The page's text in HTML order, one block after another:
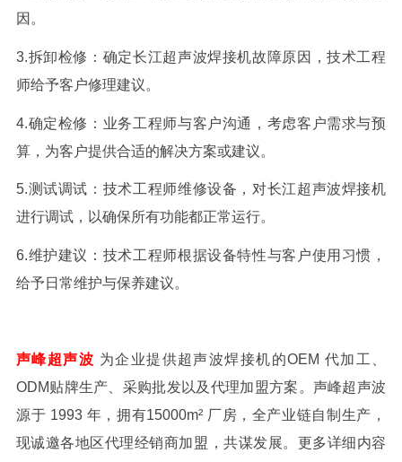
因。
3.拆卸检修：确定长江超声波焊接机故障原因，技术工程
师给予客户修理建议。
4.确定检修：业务工程师与客户沟通，考虑客户需求与预
算，为客户提供合适的解决方案或建议。
5.测试调试：技术工程师维修设备，对长江超声波焊接机
进行调试，以确保所有功能都正常运行。
6.维护建议：技术工程师根据设备特性与客户使用习惯，
给予日常维护与保养建议。
声峰超声波 为企业提供超声波焊接机的OEM 代加工、
ODM贴牌生产、采购批发以及代理加盟方案。声峰超声波
源于 1993 年，拥有15000m² 厂房，全产业链自制生产，
现诚邀各地区代理经销商加盟，共谋发展。更多详细内容